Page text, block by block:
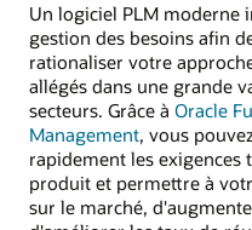
Un logiciel PLM moderne
gestion des besoins afin
rationaliser votre
allégés dans une grande
secteurs. Grâce à Oracle
Management, vous
rapidement les exigences
produit et permettre à
sur le marché,